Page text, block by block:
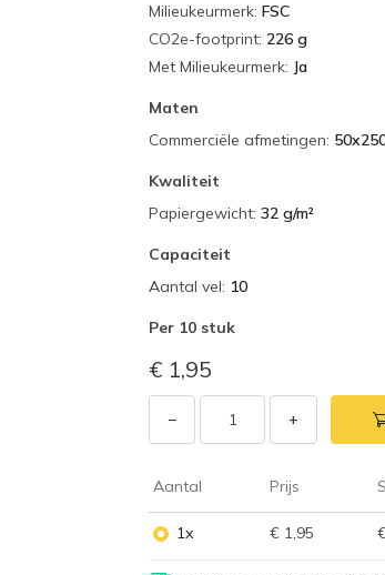
Milieukeurmerk: FSC
CO2e-footprint: 226 g
Met Milieukeurmerk: Ja
Maten
Commerciële afmetingen:
Kwaliteit
Papiergewicht: 32 g/m²
Capaciteit
Aantal vel: 10
Per 10 stuk
€ 1,95
− +
Aantal Prijs
1x € 1,95